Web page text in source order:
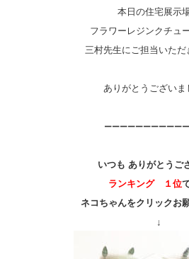
本日の住宅展示
フラワーレジンクチュ
三村先生にご担当いただ
ありがとうございま
ーーーーーーーーーー
いつも ありがとうご
ランキング １位
ネコちゃんをクリックお
↓